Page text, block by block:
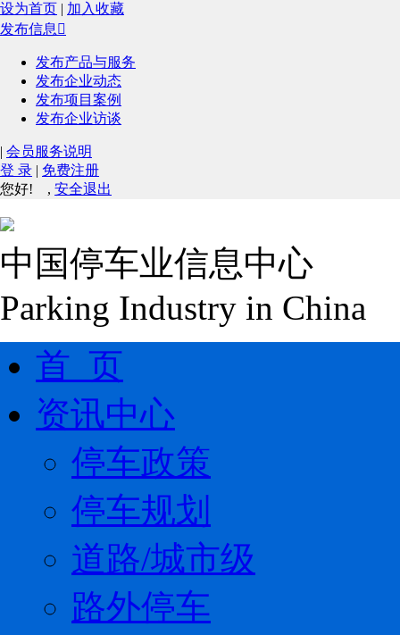
设为首页 | 加入收藏
发布信息 
发布产品与服务
发布企业动态
发布项目案例
发布企业访谈
| 会员服务说明
登 录 | 免费注册
您好!
, 安全退出
中国停车业信息中心
Parking Industry in China
首 页
资讯中心
停车政策
停车规划
道路/城市级
路外停车